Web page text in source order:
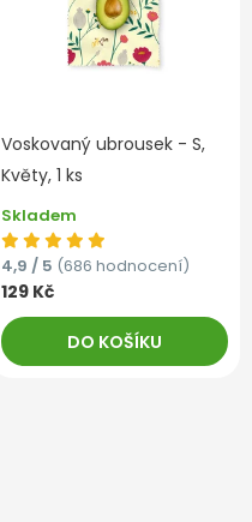
Voskovaný ubrousek - S,
Květy, 1 ks
Skladem
4,9 / 5 (686 hodnocení)
129 Kč
DO KOŠÍKU